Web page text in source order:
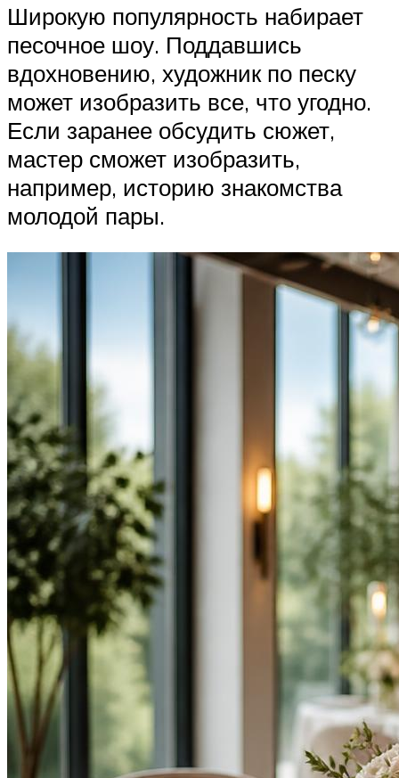
Широкую популярность набирает
песочное шоу. Поддавшись
вдохновению, художник по песку
может изобразить все, что угодно.
Если заранее обсудить сюжет,
мастер сможет изобразить,
например, историю знакомства
молодой пары.